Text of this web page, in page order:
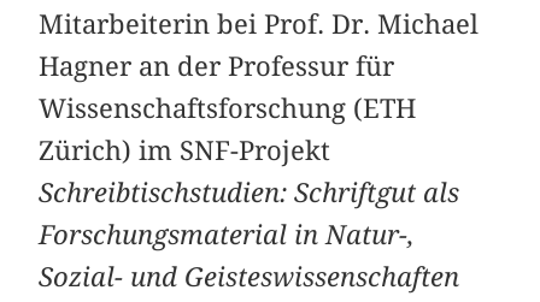
Mitarbeiterin bei Prof. Dr. Michael
Hagner an der Professur für
Wissenschaftsforschung (ETH
Zürich) im SNF-Projekt
Schreibtischstudien: Schriftgut als
Forschungsmaterial in Natur-,
Sozial- und Geisteswissenschaften